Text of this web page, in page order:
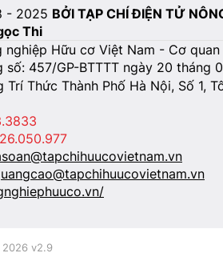
- 2025 BỞI TẠP CHÍ ĐIỆN TỬ
Thi
Hữu cơ Việt Nam - Cơ
457/GP-BTTTT ngày 20 tháng
Thức Thành Phố Hà Nội, Số 1,
2026 v2.9